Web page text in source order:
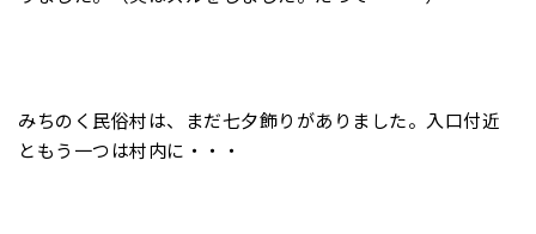
みちのく民俗村は、まだ七夕飾りがありました。入口付近
ともう一つは村内に・・・